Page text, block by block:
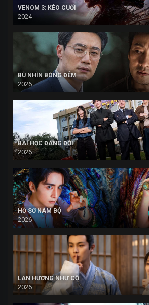
VENOM 3: KÈO CUỐI
2024
BÙ NHÌN BÓNG ĐÊM
2026
BÀI HỌC ĐÁNG ĐỜI
2026
HỒ SƠ NAM BỘ
2026
LAN HƯƠNG NHƯ CỐ
2026